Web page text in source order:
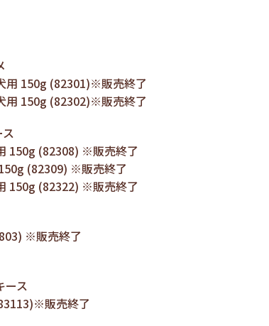
用 150g (82301)※販売終了
用 150g (82302)※販売終了
150g (82308) ※販売終了
(82309) ※販売終了
150g (82322) ※販売終了
※販売終了
ース
販売終了